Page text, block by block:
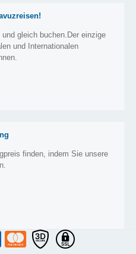
gleich buchen.Der einzige
und Internationalen
finden, indem Sie unsere